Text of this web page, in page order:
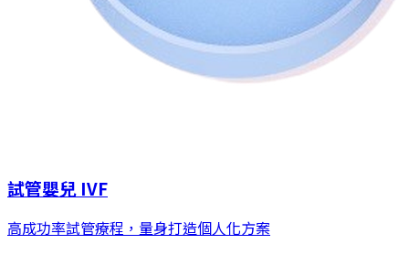
試管嬰兒 IVF
高成功率試管療程，量身打造個人化方案